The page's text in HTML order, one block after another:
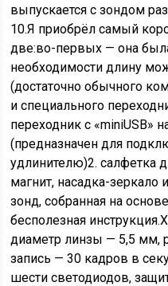
выпускается с зондом
10.Я приобрёл самый
две:во-первых — она
необходимости длину
(достаточно обычного
и специального
переходник с «miniUSB»
(предназначен для
удлинителю)2. салфетка
магнит, насадка-
зонд, собранная на
бесполезная
диаметр линзы — 5,5 мм,
запись — 30 кадров в
шести светодиодов,